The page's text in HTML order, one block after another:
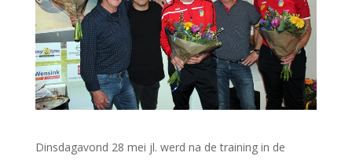
Dinsdagavond 28 mei jl. werd na de training in de